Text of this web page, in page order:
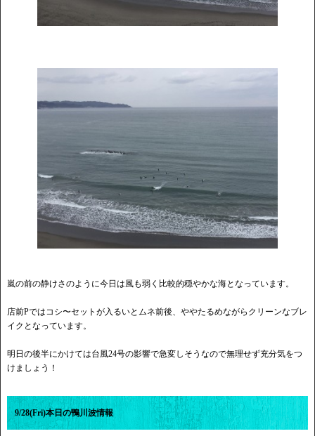
嵐の前の静けさのように今日は風も弱く比較的穏やかな海となっています。
店前Pではコシ〜セットが入るいとムネ前後、ややたるめながらクリーンなブレ
イクとなっています。
明日の後半にかけては台風24号の影響で急変しそうなので無理せず充分気をつ
けましょう！
9/28(Fri)本日の鴨川波情報